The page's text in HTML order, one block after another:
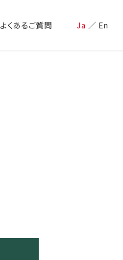
よくあるご質問 Ja ／ En